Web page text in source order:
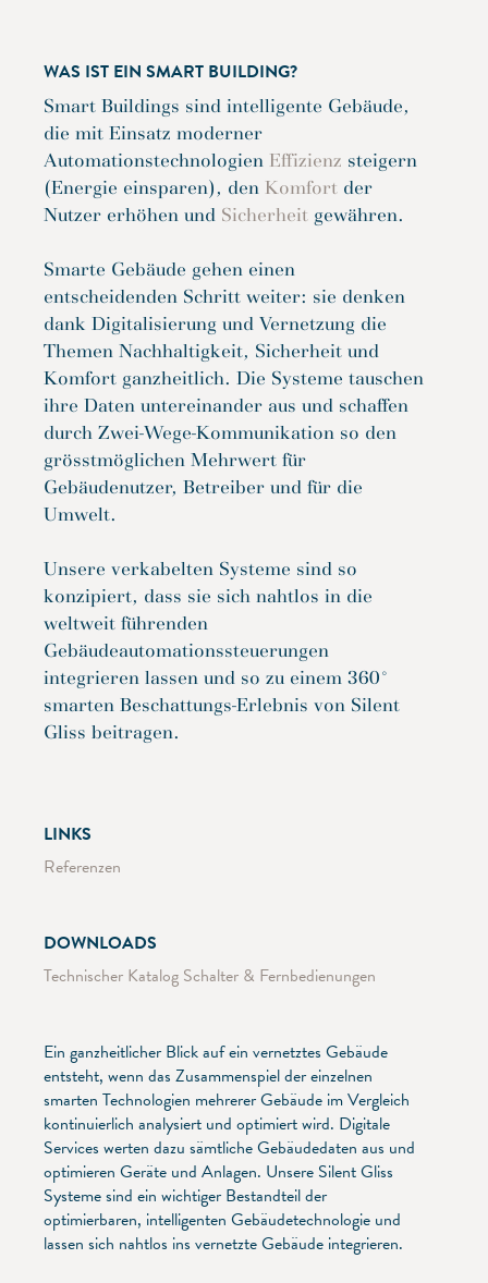
WAS IST EIN SMART BUILDING?
Smart Buildings sind intelligente Gebäude,
die mit Einsatz moderner
Automationstechnologien Effizienz steigern
(Energie einsparen), den Komfort der
Nutzer erhöhen und Sicherheit gewähren.
Smarte Gebäude gehen einen
entscheidenden Schritt weiter: sie denken
dank Digitalisierung und Vernetzung die
Themen Nachhaltigkeit, Sicherheit und
Komfort ganzheitlich. Die Systeme tauschen
ihre Daten untereinander aus und schaffen
durch Zwei-Wege-Kommunikation so den
grösstmöglichen Mehrwert für
Gebäudenutzer, Betreiber und für die
Umwelt.
Unsere verkabelten Systeme sind so
konzipiert, dass sie sich nahtlos in die
weltweit führenden
Gebäudeautomationssteuerungen
integrieren lassen und so zu einem 360°
smarten Beschattungs-Erlebnis von Silent
Gliss beitragen.
LINKS
Referenzen
DOWNLOADS
Technischer Katalog Schalter & Fernbedienungen
Ein ganzheitlicher Blick auf ein vernetztes Gebäude
entsteht, wenn das Zusammenspiel der einzelnen
smarten Technologien mehrerer Gebäude im Vergleich
kontinuierlich analysiert und optimiert wird. Digitale
Services werten dazu sämtliche Gebäudedaten aus und
optimieren Geräte und Anlagen. Unsere Silent Gliss
Systeme sind ein wichtiger Bestandteil der
optimierbaren, intelligenten Gebäudetechnologie und
lassen sich nahtlos ins vernetzte Gebäude integrieren.